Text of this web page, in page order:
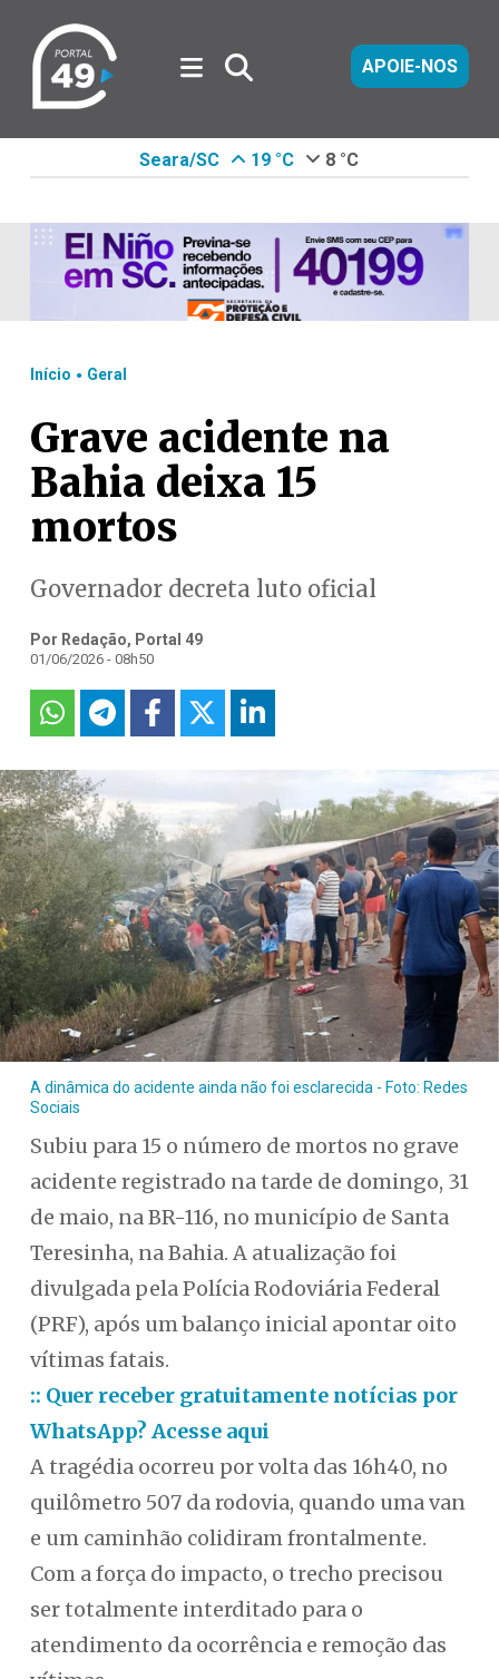
APOIE-NOS
Seara/SC 19 °C 8 °C
Início . Geral
Grave acidente na
Bahia deixa 15
mortos
Governador decreta luto oficial
Por Redação, Portal 49
01/06/2026 - 08h50
A dinâmica do acidente ainda não foi esclarecida - Foto: Redes
Sociais
Subiu para 15 o número de mortos no grave
acidente registrado na tarde de domingo, 31
de maio, na BR-116, no município de Santa
Teresinha, na Bahia. A atualização foi
divulgada pela Polícia Rodoviária Federal
(PRF), após um balanço inicial apontar oito
vítimas fatais.
:: Quer receber gratuitamente notícias por
WhatsApp? Acesse aqui
A tragédia ocorreu por volta das 16h40, no
quilômetro 507 da rodovia, quando uma van
e um caminhão colidiram frontalmente.
Com a força do impacto, o trecho precisou
ser totalmente interditado para o
atendimento da ocorrência e remoção das